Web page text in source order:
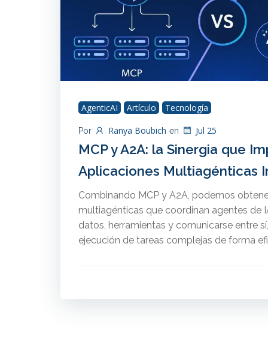
AgenticAI Artículo Tecnología
Por Ranya Boubich en Jul 25
MCP y A2A: la Sinergia que
Aplicaciones Multiagénticas
Combinando MCP y A2A, podemos
multiagénticas que coordinan agentes de
datos, herramientas y comunicarse entre
ejecución de tareas complejas de forma